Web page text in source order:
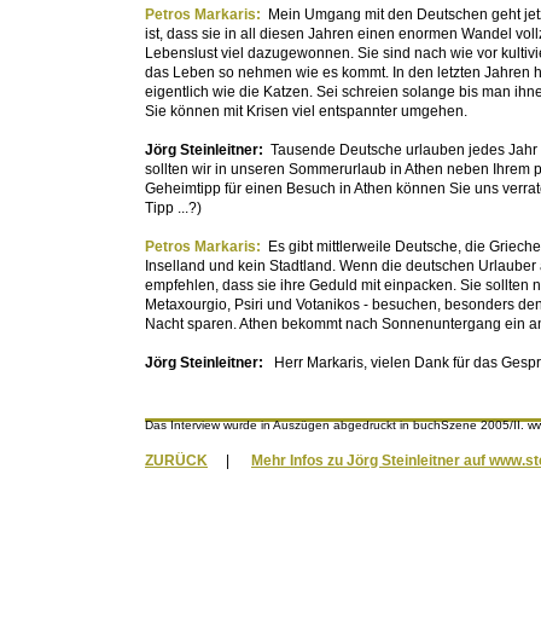
Petros Markaris:
Mein Umgang mit den Deutschen geht
ist, dass sie in all diesen Jahren einen enormen Wandel
Lebenslust viel dazugewonnen. Sie sind nach wie vor
das Leben so nehmen wie es kommt. In den letzten
eigentlich wie die Katzen. Sei schreien solange bis man
Sie können mit Krisen viel entspannter umgehen.
Jörg Steinleitner: Tausende Deutsche urlauben jedes
sollten wir in unseren Sommerurlaub in Athen neben
Geheimtipp für einen Besuch in Athen können Sie uns
Tipp ...?)
Petros Markaris:
Es gibt mittlerweile Deutsche, die
Inselland und kein Stadtland. Wenn die deutschen
empfehlen, dass sie ihre Geduld mit einpacken. Sie sollten
Metaxourgio, Psiri und Votanikos - besuchen, besonders
Nacht sparen. Athen bekommt nach Sonnenuntergang ein
Jörg Steinleitner: Herr Markaris, vielen Dank für das
Das Interview wurde in Auszügen abgedruckt in buchSzene 2005/II.
ZURÜCK Mehr Infos zu Jörg Steinleitner auf